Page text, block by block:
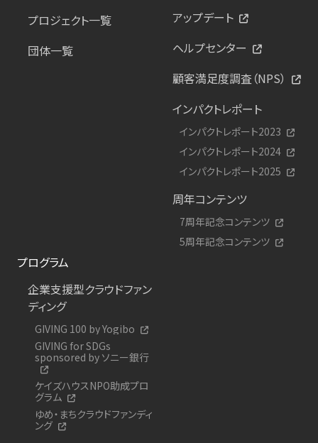
プロジェクト一覧
団体一覧
アップデート
ヘルプセンター
顧客満足度調査（NPS）
インパクトレポート
インパクトレポート2023
インパクトレポート2024
インパクトレポート2025
周年コンテンツ
7周年記念コンテンツ
5周年記念コンテンツ
プログラム
企業支援型クラウドファン
ディング
GIVING 100 by Yogibo
GIVING for SDGs
sponsored by ソニー銀行
ケイズハウスNPO助成プロ
グラム
ゆめ・まちクラウドファンディ
ング